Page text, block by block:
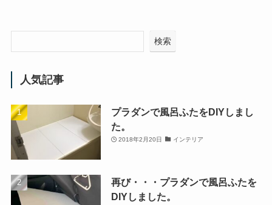
検索
人気記事
プラダンで風呂ふたをDIYしまし
た。
2018年2月20日 インテリア
再び・・・プラダンで風呂ふたを
DIYしました。